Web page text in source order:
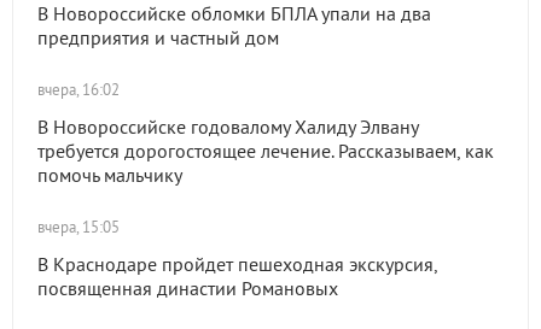
В Новороссийске обломки БПЛА упали на два
предприятия и частный дом
вчера, 16:02
В Новороссийске годовалому Халиду Элвану
требуется дорогостоящее лечение. Рассказываем, как
помочь мальчику
вчера, 15:05
В Краснодаре пройдет пешеходная экскурсия,
посвященная династии Романовых